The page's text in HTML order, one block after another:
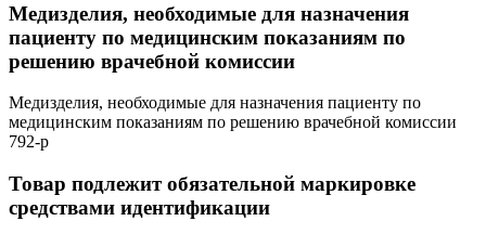
Медизделия, необходимые для назначения
пациенту по медицинским показаниям по
решению врачебной комиссии
Медизделия, необходимые для назначения пациенту по
медицинским показаниям по решению врачебной комиссии
792-р
Товар подлежит обязательной маркировке
средствами идентификации